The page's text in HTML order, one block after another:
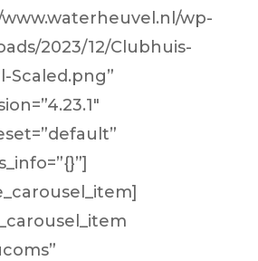
wp-
2023/12/Clubhuis-
Scaled.png”